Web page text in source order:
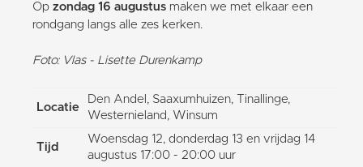
Op zondag 16 augustus maken we met elkaar een
rondgang langs alle zes kerken.
Foto: Vlas - Lisette Durenkamp
Locatie
Den Andel, Saaxumhuizen, Tinallinge,
Westernieland, Winsum
Tijd
Woensdag 12, donderdag 13 en vrijdag 14
augustus 17:00 - 20:00 uur